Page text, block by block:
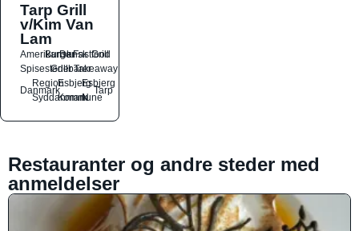
Tarp Grill
v/Kim Van
Lam
Amerikansk
BurgerDanskFastfood
Grill
SpisestederGrillbarerTakeaway
Danmark
Region
Syddanmark
Esbjerg
Kommune
Esbjerg
N
Tarp
Restauranter og andre steder med
anmeldelser